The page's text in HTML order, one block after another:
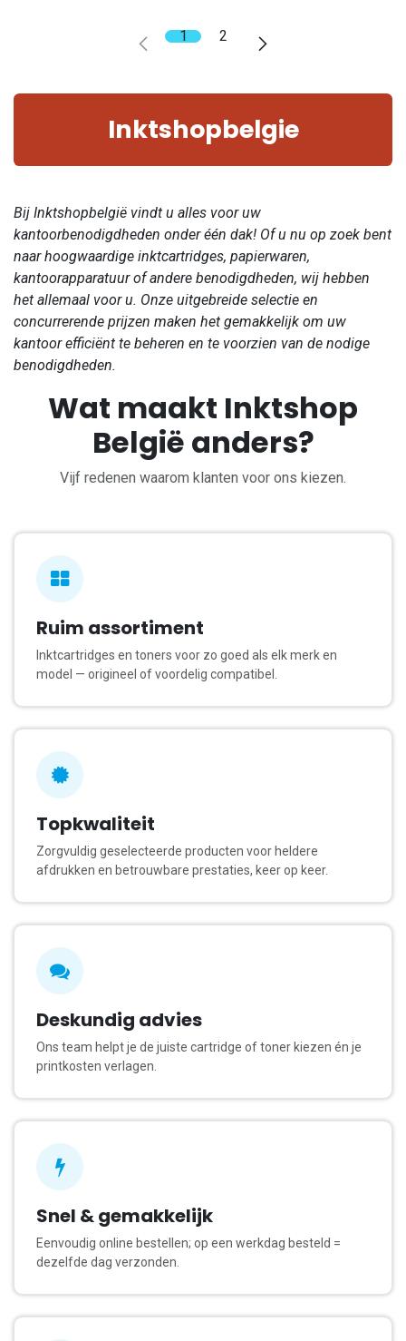
1 2
Inktshopbelgie
Bij Inktshopbelgië vindt u alles voor uw
kantoorbenodigdheden onder één dak! Of u nu op zoek bent
naar hoogwaardige inktcartridges, papierwaren,
kantoorapparatuur of andere benodigdheden, wij hebben
het allemaal voor u. Onze uitgebreide selectie en
concurrerende prijzen maken het gemakkelijk om uw
kantoor efficiënt te beheren en te voorzien van de nodige
benodigdheden.
Wat maakt Inktshop
België anders?
Vijf redenen waarom klanten voor ons kiezen.
Ruim assortiment
Inktcartridges en toners voor zo goed als elk merk en
model — origineel of voordelig compatibel.
Topkwaliteit
Zorgvuldig geselecteerde producten voor heldere
afdrukken en betrouwbare prestaties, keer op keer.
Deskundig advies
Ons team helpt je de juiste cartridge of toner kiezen én je
printkosten verlagen.
Snel & gemakkelijk
Eenvoudig online bestellen; op een werkdag besteld =
dezelfde dag verzonden.